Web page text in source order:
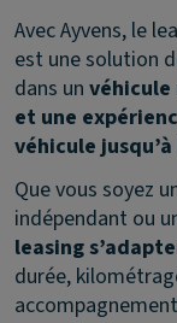
Avec Ayvens, le
est une solution
dans un véhicule
et une
véhicule
Que vous soyez
indépendant ou
leasing
durée,